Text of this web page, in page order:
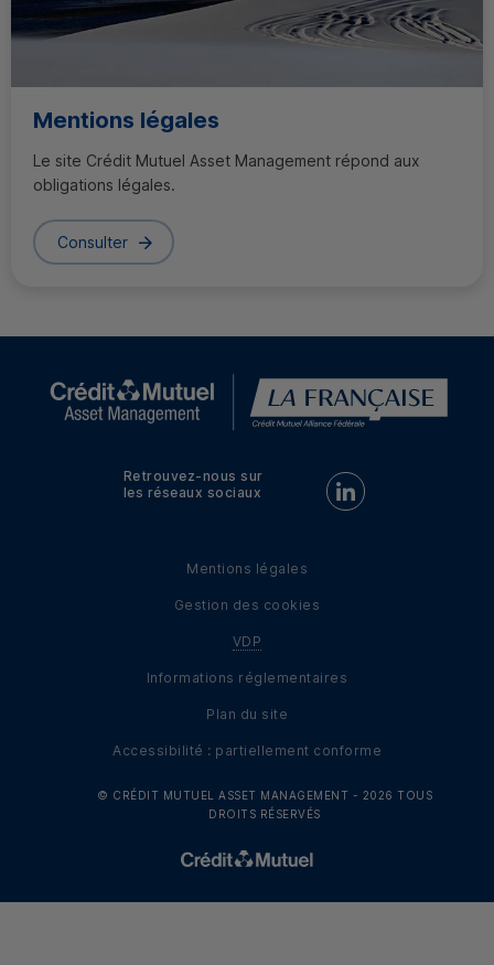
Mentions légales
Le site Crédit Mutuel Asset Management répond aux
obligations légales.
Consulter
Retrouvez-nous sur
les réseaux sociaux
Retrouvez-nous sur
Mentions légales
Gestion des cookies
VDP
Informations réglementaires
Plan du site
Accessibilité : partiellement conforme
© CRÉDIT MUTUEL ASSET MANAGEMENT - 2026 TOUS
DROITS RÉSERVÉS